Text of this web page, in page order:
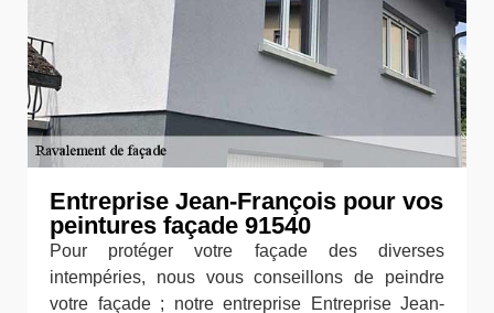
Entreprise Jean-François pour vos
peintures façade 91540
Pour protéger votre façade des diverses
intempéries, nous vous conseillons de peindre
votre façade ; notre entreprise Entreprise Jean-